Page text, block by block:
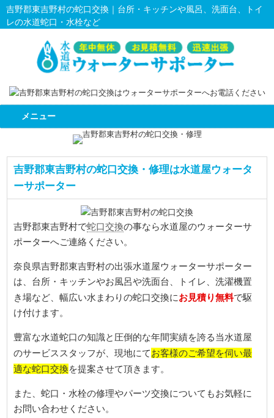
吉野郡東吉野村の蛇口交換｜台所・キッチンや風呂、洗面台、トイ
レの水道蛇口・水栓など
メニュー
吉野郡東吉野村の蛇口交換・修理は水道屋ウォータ
ーサポーター
吉野郡東吉野村で蛇口交換の事なら水道屋のウォーターサ
ポーターへご連絡ください。
奈良県吉野郡東吉野村の出張水道屋ウォーターサポーター
は、台所・キッチンやお風呂や洗面台、トイレ、洗濯機置
き場など、幅広い水まわりの蛇口交換にお見積り無料で駆
け付けます。
豊富な水道蛇口の知識と圧倒的な年間実績を誇る当水道屋
のサービススタッフが、現地にてお客様のご希望を伺い最
適な蛇口交換を提案させて頂きます。
また、蛇口・水栓の修理やパーツ交換についてもお気軽に
お問い合わせください。